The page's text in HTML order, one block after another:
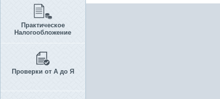
Практическое
Налогообложение
Проверки от А до Я